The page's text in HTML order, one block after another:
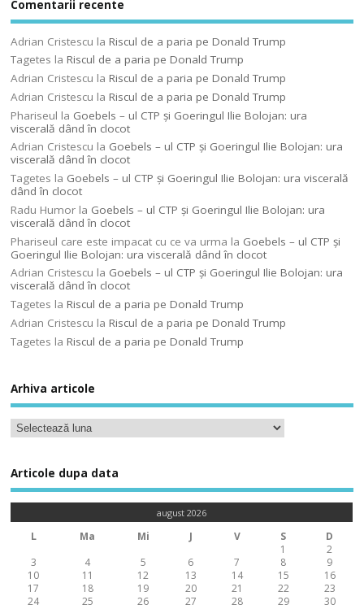
Comentarii recente
Adrian Cristescu laRiscul de a paria pe Donald Trump
Tagetes laRiscul de a paria pe Donald Trump
Adrian Cristescu laRiscul de a paria pe Donald Trump
Adrian Cristescu laRiscul de a paria pe Donald Trump
Phariseul la Goebels – ul CTP şi Goeringul Ilie Bolojan: ura
viscerală dând în clocot
Adrian Cristescu la Goebels – ul CTP şi Goeringul Ilie Bolojan: ura
viscerală dând în clocot
Tagetes la Goebels – ul CTP şi Goeringul Ilie Bolojan: ura viscerală
dând în clocot
Radu Humor la Goebels – ul CTP şi Goeringul Ilie Bolojan: ura
viscerală dând în clocot
Phariseul care este impacat cu ce va urma la Goebels – ul CTP şi
Goeringul Ilie Bolojan: ura viscerală dând în clocot
Adrian Cristescu la Goebels – ul CTP şi Goeringul Ilie Bolojan: ura
viscerală dând în clocot
Tagetes laRiscul de a paria pe Donald Trump
Adrian Cristescu laRiscul de a paria pe Donald Trump
Tagetes laRiscul de a paria pe Donald Trump
Arhiva articole
Articole dupa data
august 2026
L Ma Mi J V S
D
1
2
3
4 5 6 7 8
9
10
11 12 13 14 15
16
17
18 19 20 21 22
23
24
25 26 27 28 29
30